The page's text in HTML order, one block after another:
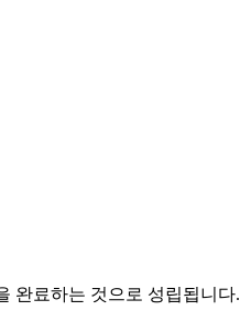
완료하는 것으로 성립됩니다.